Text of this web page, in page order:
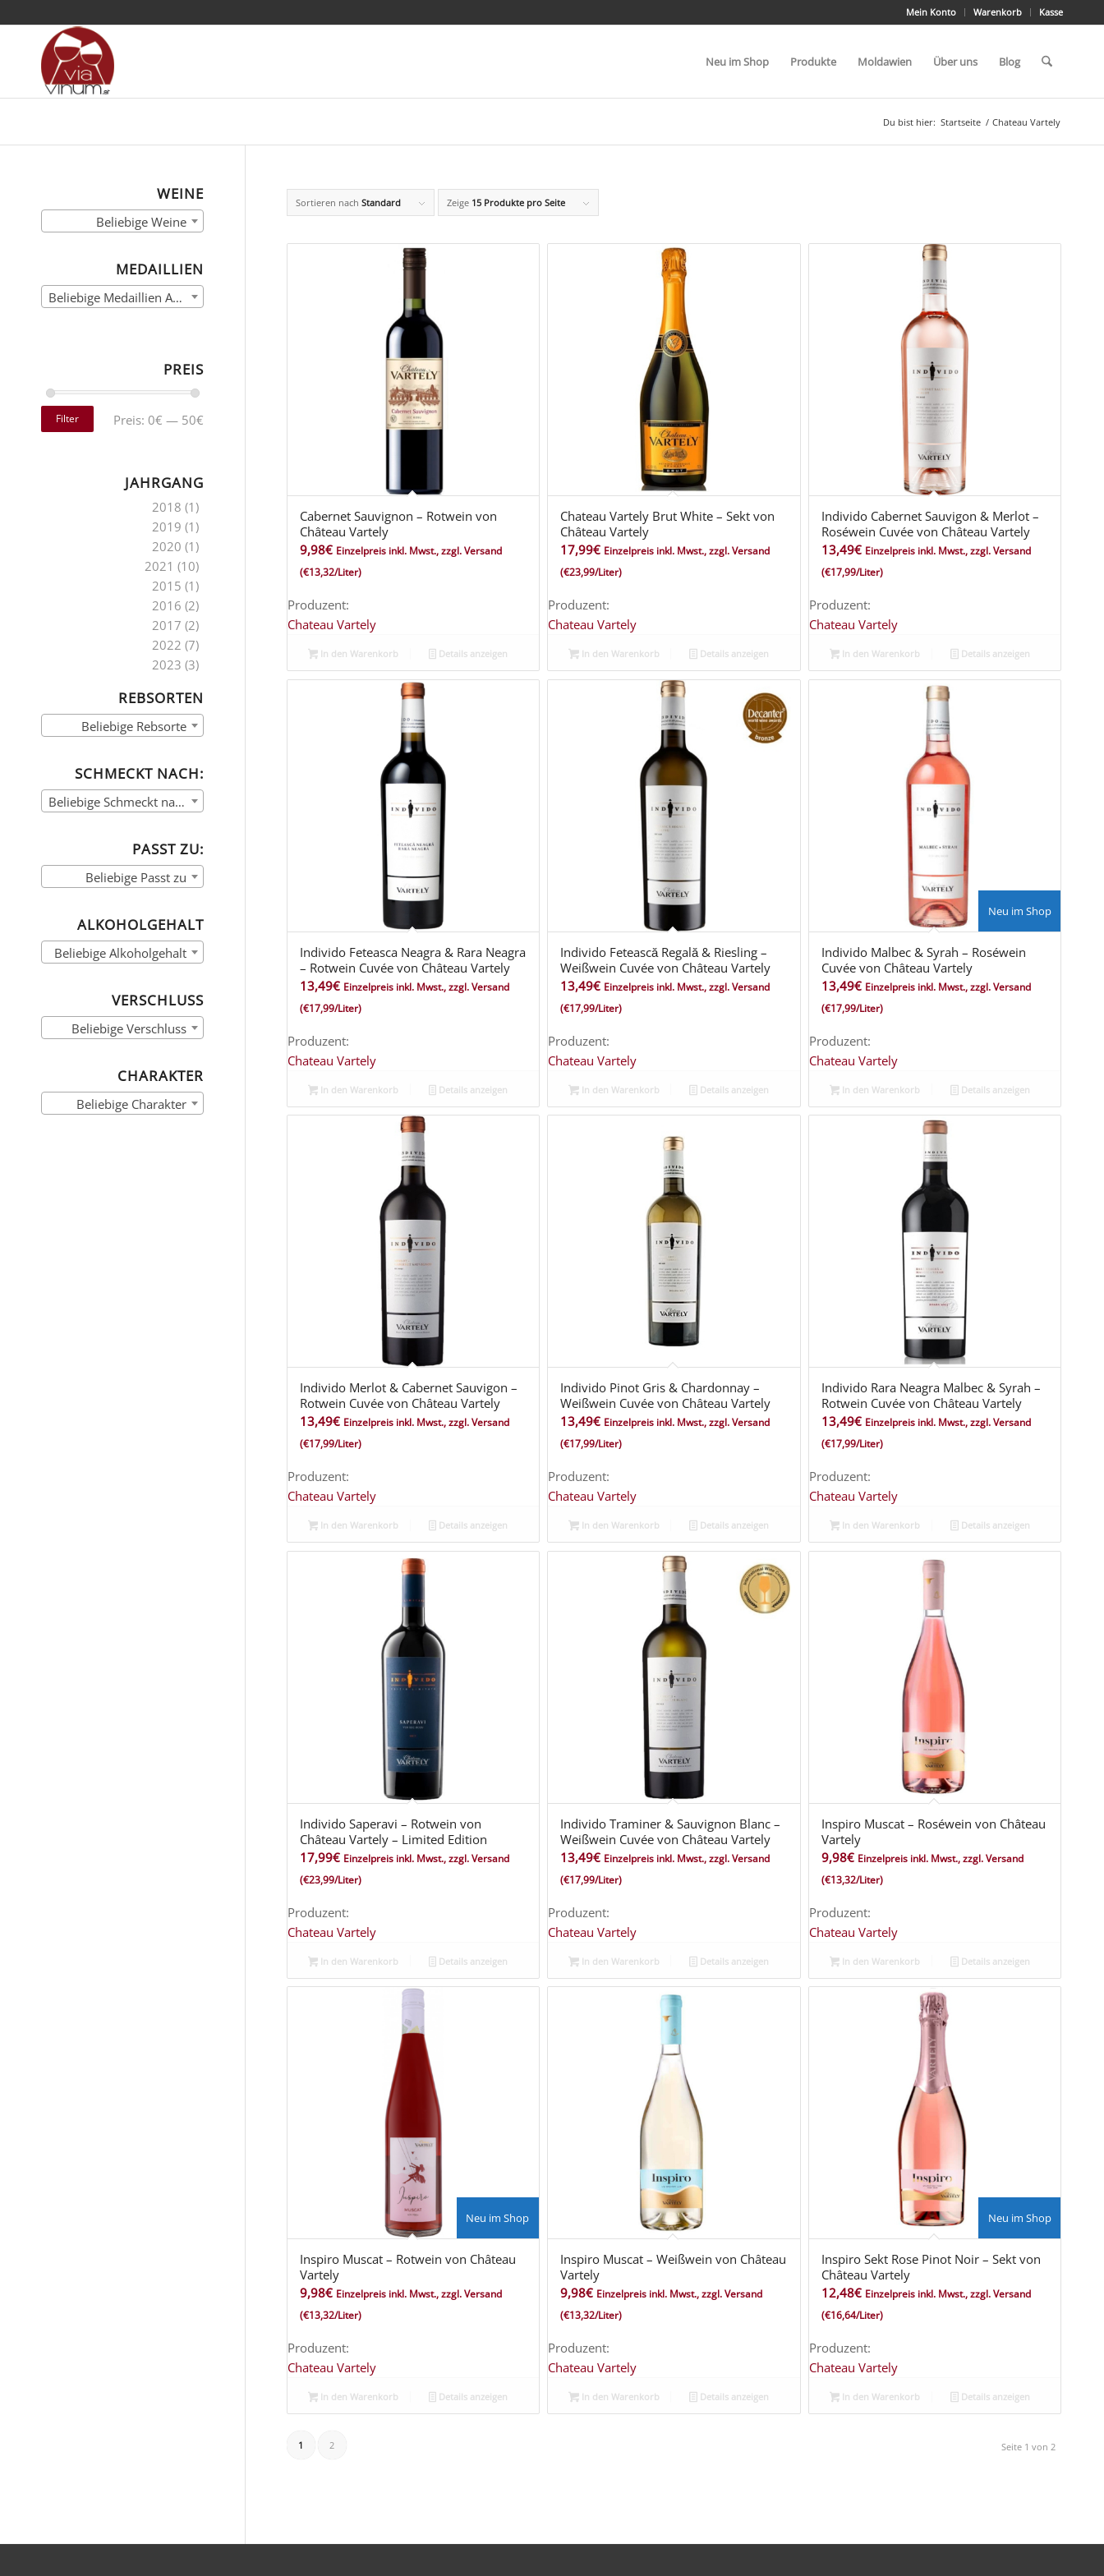
Mein Konto Warenkorb Kasse
Neu im Shop Produkte Moldawien Über uns Blog
Du bist hier: Startseite / Chateau Vartely
Sortieren nach Standard Zeige 15 Produkte pro Seite
Cabernet Sauvignon – Rotwein von
Château Vartely
9,98€ Einzelpreis inkl. Mwst., zzgl. Versand
(€13,32/Liter)
Produzent:
Chateau Vartely
In den Warenkorb Details anzeigen
5.00
Chateau Vartely Brut White – Sekt von
Château Vartely
17,99€ Einzelpreis inkl. Mwst., zzgl. Versand
(€23,99/Liter)
Produzent:
Chateau Vartely
In den Warenkorb Details anzeigen
Individo Cabernet Sauvigon & Merlot –
Roséwein Cuvée von Château Vartely
13,49€ Einzelpreis inkl. Mwst., zzgl. Versand
(€17,99/Liter)
Produzent:
Chateau Vartely
In den Warenkorb Details anzeigen
Individo Feteasca Neagra & Rara Neagra
– Rotwein Cuvée von Château Vartely
13,49€ Einzelpreis inkl. Mwst., zzgl. Versand
(€17,99/Liter)
Produzent:
Chateau Vartely
In den Warenkorb Details anzeigen
Individo Fetească Regală & Riesling –
Weißwein Cuvée von Château Vartely
13,49€ Einzelpreis inkl. Mwst., zzgl. Versand
(€17,99/Liter)
Produzent:
Chateau Vartely
In den Warenkorb Details anzeigen
Neu im Shop
Individo Malbec & Syrah – Roséwein
Cuvée von Château Vartely
13,49€ Einzelpreis inkl. Mwst., zzgl. Versand
(€17,99/Liter)
Produzent:
Chateau Vartely
In den Warenkorb Details anzeigen
Individo Merlot & Cabernet Sauvigon –
Rotwein Cuvée von Château Vartely
13,49€ Einzelpreis inkl. Mwst., zzgl. Versand
(€17,99/Liter)
Produzent:
Chateau Vartely
In den Warenkorb Details anzeigen
Individo Pinot Gris & Chardonnay –
Weißwein Cuvée von Château Vartely
13,49€ Einzelpreis inkl. Mwst., zzgl. Versand
(€17,99/Liter)
Produzent:
Chateau Vartely
In den Warenkorb Details anzeigen
Individo Rara Neagra Malbec & Syrah –
Rotwein Cuvée von Château Vartely
13,49€ Einzelpreis inkl. Mwst., zzgl. Versand
(€17,99/Liter)
Produzent:
Chateau Vartely
In den Warenkorb Details anzeigen
Individo Saperavi – Rotwein von
Château Vartely – Limited Edition
17,99€ Einzelpreis inkl. Mwst., zzgl. Versand
(€23,99/Liter)
Produzent:
Chateau Vartely
In den Warenkorb Details anzeigen
Individo Traminer & Sauvignon Blanc –
Weißwein Cuvée von Château Vartely
13,49€ Einzelpreis inkl. Mwst., zzgl. Versand
(€17,99/Liter)
Produzent:
Chateau Vartely
In den Warenkorb Details anzeigen
Inspiro Muscat – Roséwein von Château
Vartely
9,98€ Einzelpreis inkl. Mwst., zzgl. Versand
(€13,32/Liter)
Produzent:
Chateau Vartely
In den Warenkorb Details anzeigen
Neu im Shop
Inspiro Muscat – Rotwein von Château
Vartely
9,98€ Einzelpreis inkl. Mwst., zzgl. Versand
(€13,32/Liter)
Produzent:
Chateau Vartely
In den Warenkorb Details anzeigen
Inspiro Muscat – Weißwein von Château
Vartely
9,98€ Einzelpreis inkl. Mwst., zzgl. Versand
(€13,32/Liter)
Produzent:
Chateau Vartely
In den Warenkorb Details anzeigen
Neu im Shop
Inspiro Sekt Rose Pinot Noir – Sekt von
Château Vartely
12,48€ Einzelpreis inkl. Mwst., zzgl. Versand
(€16,64/Liter)
Produzent:
Chateau Vartely
In den Warenkorb Details anzeigen
Seite 1 von 2
1 2
WEINE
Beliebige Weine
MEDAILLIEN
Beliebige Medaillien Auswahl
PREIS
Filter Preis: 0€ — 50€
JAHRGANG
2018 (1)
2019 (1)
2020 (1)
2021 (10)
2015 (1)
2016 (2)
2017 (2)
2022 (7)
2023 (3)
REBSORTEN
Beliebige Rebsorte
SCHMECKT NACH:
Beliebige Schmeckt nach
PASST ZU:
Beliebige Passt zu
ALKOHOLGEHALT
Beliebige Alkoholgehalt
VERSCHLUSS
Beliebige Verschluss
CHARAKTER
Beliebige Charakter